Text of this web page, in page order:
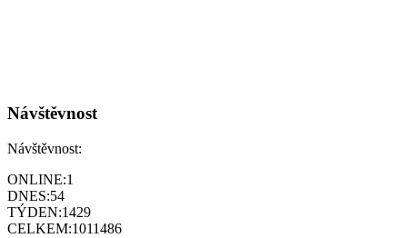
Návštěvnost
Návštěvnost:
ONLINE:1
DNES:54
TÝDEN:1429
CELKEM:1011486